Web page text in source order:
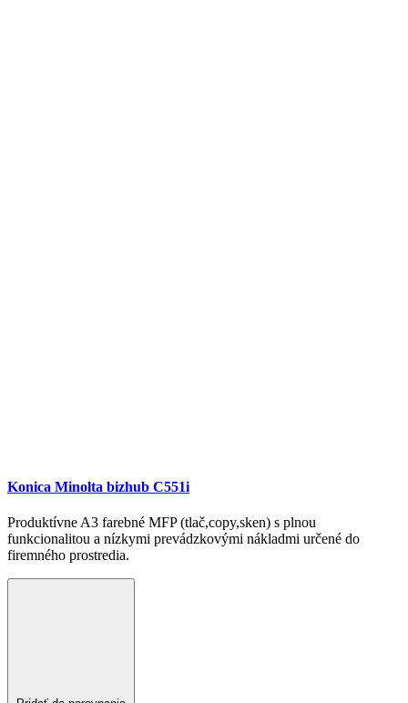
Konica Minolta bizhub C551i
Produktívne A3 farebné MFP (tlač,copy,sken) s plnou
funkcionalitou a nízkymi prevádzkovými nákladmi určené do
firemného prostredia.